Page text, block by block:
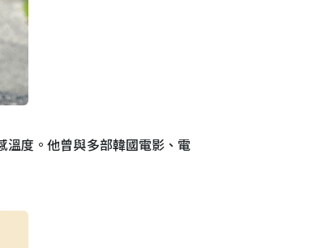
溫度。他曾與多部韓國電影、電